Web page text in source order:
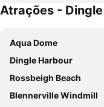
Atrações - Dingle
Aqua Dome
Dingle Harbour
Rossbeigh Beach
Blennerville Windmill